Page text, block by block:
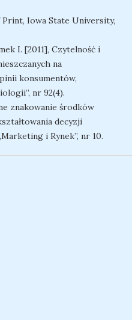
Iowa State University,
I. [2011], Czytelność i
na
konsumentów,
nr 92(4).
znakowanie środków
decyzji
i Rynek”, nr 10.